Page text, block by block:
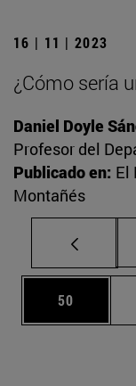
16 | 11 | 2023
¿Cómo sería
Daniel Doyle
Profesor del
Publicado en: El
Montañés
Página
50